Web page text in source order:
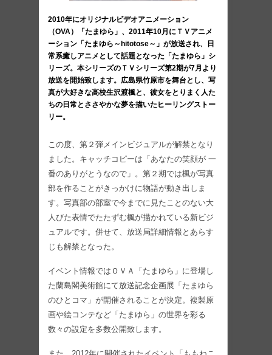
2010年にオリジナルビデオアニメーション
（OVA）「たまゆら」、2011年10月にＴＶアニメ
ーション「たまゆら～hitotose～」が放送され、日
常系癒しアニメとして話題となった「たまゆら」シ
リーズ。本シリーズのＴＶシリーズ第2期が7月より
放送を開始致します。広島県竹原市を舞台とし、写
真が大好きな高校生沢渡楓と、彼女をとりまく人た
ちの日常とささやかな夢を描いたヒーリングストー
リー。
この度、第２弾メインビジュアルが解禁となり
ました。キャッチコピーは「あなたの笑顔が 一
番のありがとうなので」。第２期では楓が写真
部を作ることがきっかけに物語が動き出しま
す。写真部の部室で今までに見たことのない大
人びた表情でたたずむ楓が描かれている新ビジ
ュアルです。併せて、放送局詳細情報とあらす
じも解禁となった。
イベント情報ではＯＶＡ「たまゆら」に登場し
た蘭島閣美術館にて放送記念企画展「たまゆら
のひとコマ」が開催されることが決定。複製原
画や絵コンテなど「たまゆら」の世界を彩る
数々の設定を多数公開致します。